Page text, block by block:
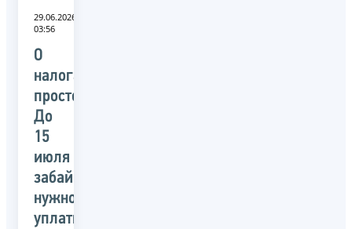
29.06.2026
03:56
О
налогах
просто:
До
15
июля
забайкальцам
нужно
уплатить